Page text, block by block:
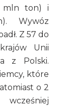
mln ton) i
Wywóz
Z 57 do
Unii
z Polski.
które
o 2